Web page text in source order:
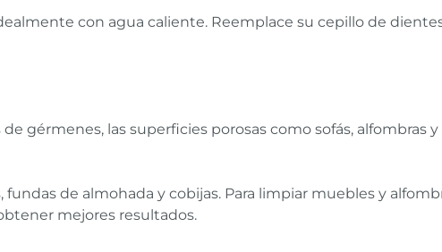
con agua caliente. Reemplace su cepillo de
gérmenes, las superficies porosas como sofás, alfombras
de almohada y cobijas. Para limpiar muebles y
mejores resultados.